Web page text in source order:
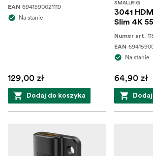
EAN 6941590021119
Na stanie
129,00 zł
Dodaj do koszyka
SMALLRIG
3041
Slim 4K
Numer art.
EAN
Na stanie
64,90 zł